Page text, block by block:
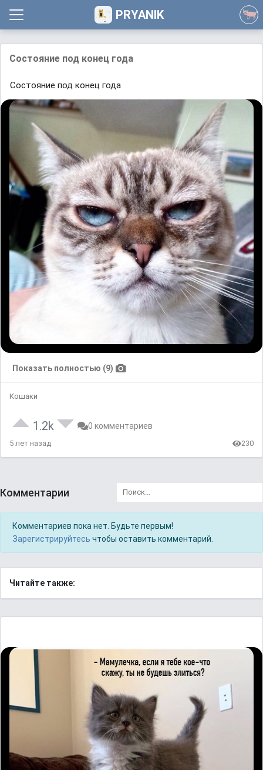
PRYANIK
Состояние под конец года
Состояние под конец года
Показать полностью (9)
Кошаки
1.2k 0 комментариев
5 лет назад 230
Комментарии
Комментариев пока нет. Будьте первым!
Зарегистрируйтесь чтобы оставить комментарий.
Читайте также: